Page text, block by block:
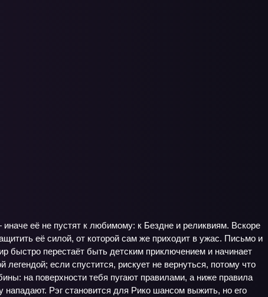
её не пустят к любимому: к Бездне и реликвиям. Вскоре
её силой, от которой сам же приходит в ужас. Письмо и
быстро перестаёт быть детским приключением и начинает
если спустится, рискует не вернуться, потому что
на поверхности тебя пугают правилами, а ниже правила
Рэг становится для Рико шансом выжить, но его